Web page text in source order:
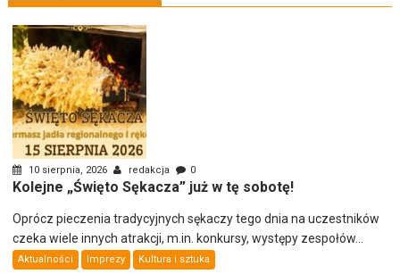
10 sierpnia, 2026 redakcja 0
Kolejne „Święto Sękacza” już w tę sobotę!
Oprócz pieczenia tradycyjnych sękaczy tego dnia na uczestników
czeka wiele innych atrakcji, m.in. konkursy, występy zespołów...
Aktualności Imprezy Kultura i sztuka